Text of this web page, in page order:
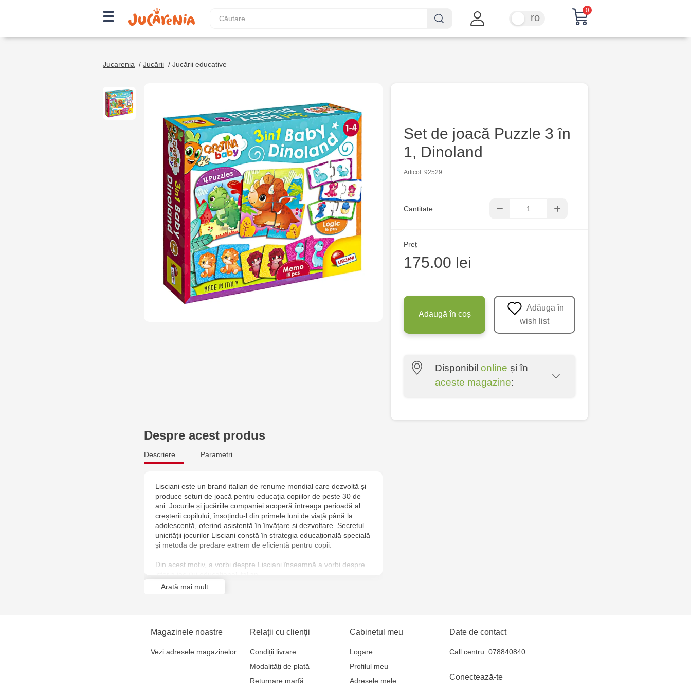
ro
0
Jucarenia / Jucării / Jucării educative
Set de joacă Puzzle 3 în
1, Dinoland
Articol: 92529
Cantitate
Preț
175.00 lei
Adaugă în coș
wish list
Disponibil online și în
aceste magazine:
6
Despre acest produs
Descriere Parametri
Lisciani este un brand italian de renume mondial care dezvoltă și
produce seturi de joacă pentru educația copiilor de peste 30 de
ani. Jocurile și jucăriile companiei acoperă întreaga perioadă al
creșterii copilului, însoțindu-l din primele luni de viață până la
adolescență, oferind asistență în învățare și dezvoltare. Secretul
unicității jocurilor Lisciani constă în strategia educațională specială
și metoda de predare extrem de eficientă pentru copii.
Din acest motiv, a vorbi despre Lisciani înseamnă a vorbi despre
Arată mai mult
Magazinele noastre
Vezi adresele magazinelor
Relații cu clienții
Condiții livrare
Modalități de plată
Returnare marfă
Cabinetul meu
Logare
Profilul meu
Adresele mele
Date de contact
Call centru: 078840840
Conectează-te